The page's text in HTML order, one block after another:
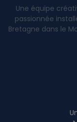
Une équipe
passionnée
Bretagne dans le